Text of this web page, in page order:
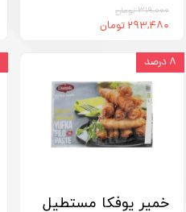
۳۱۹,۰۰۰ تومان
۲۹۳,۴۸۰ تومان
خمیر یوفکا مستطیل
۸ درصد